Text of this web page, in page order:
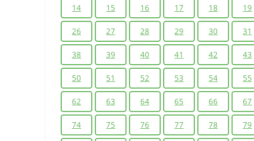
14 15 16 17 18 19
26 27 28 29 30 31
38 39 40 41 42 43
50 51 52 53 54 55
62 63 64 65 66 67
74 75 76 77 78 79